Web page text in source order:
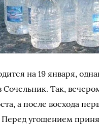
на 19 января,
Сочельник. Так,
а после восхода
угощением